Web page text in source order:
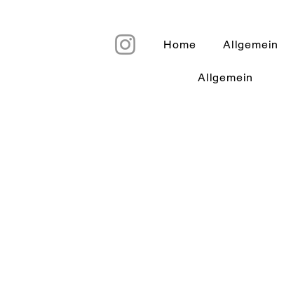
Home Allgemein
Allgemein